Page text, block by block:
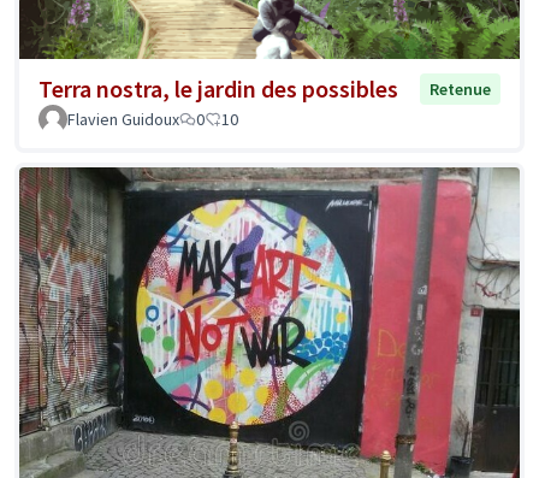
Terra nostra, le jardin des possibles
Retenue
Flavien Guidoux
0 10